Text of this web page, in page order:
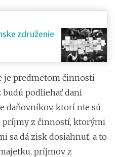
združenie
je predmetom činnosti
budú podliehať dani
daňovníkov, ktorí nie sú
príjmy z činností, ktorými
sa dá zisk dosiahnuť, a to
príjmov z